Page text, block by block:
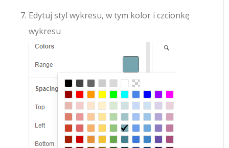
Edytuj styl wykresu, w tym kolor i czcionkę
wykresu